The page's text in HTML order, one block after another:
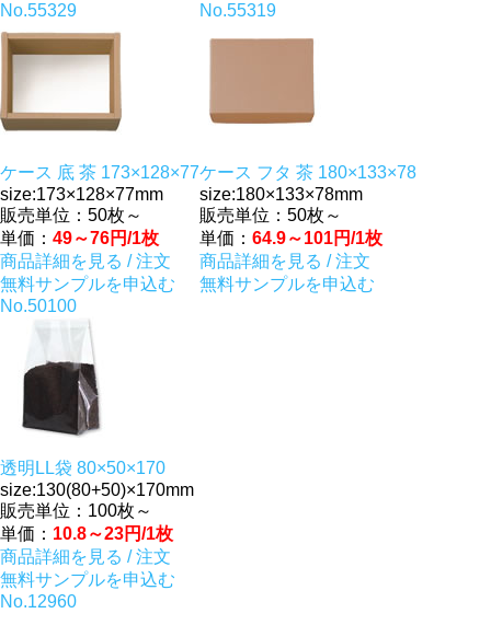
No.55329
ケース 底 茶 173×128×77
size:173×128×77mm
販売単位：50枚～
単価： 49～76円/1枚
商品詳細を見る / 注文
無料サンプルを申込む
No.55319
ケース フタ 茶 180×133×78
size:180×133×78mm
販売単位：50枚～
単価： 64.9～101円/1枚
商品詳細を見る / 注文
無料サンプルを申込む
No.50100
透明LL袋 80×50×170
size:130(80+50)×170mm
販売単位：100枚～
単価： 10.8～23円/1枚
商品詳細を見る / 注文
無料サンプルを申込む
No.12960